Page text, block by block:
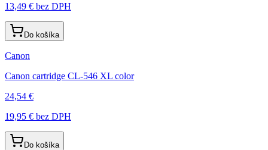
13,49 € bez DPH
Do košíka
Canon
Canon cartridge CL-546 XL color
24,54 €
19,95 € bez DPH
Do košíka